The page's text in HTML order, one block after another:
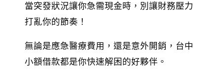
當突發狀況讓你急需現金時，別讓財務壓力
打亂你的節奏！
無論是應急醫療費用，還是意外開銷，台中
小額借款都是你快速解困的好夥伴。